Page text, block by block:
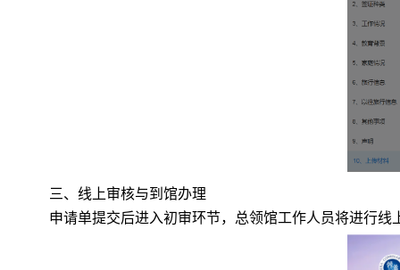
三、线上审核与到馆办理
申请单提交后进入初审环节，总领馆工作人员将进行